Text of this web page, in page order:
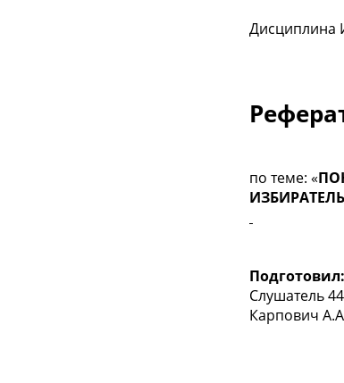
Дисциплина
по теме: «
Подготовил:
Слушатель
Карпович